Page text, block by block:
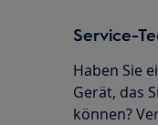
Service-
Haben Sie
Gerät, das
können?